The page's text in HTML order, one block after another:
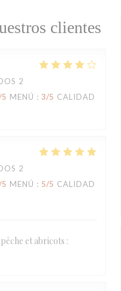
clientes
2
MENÚ : 3/5 CALIDAD
2
MENÚ : 5/5 CALIDAD
et abricots :